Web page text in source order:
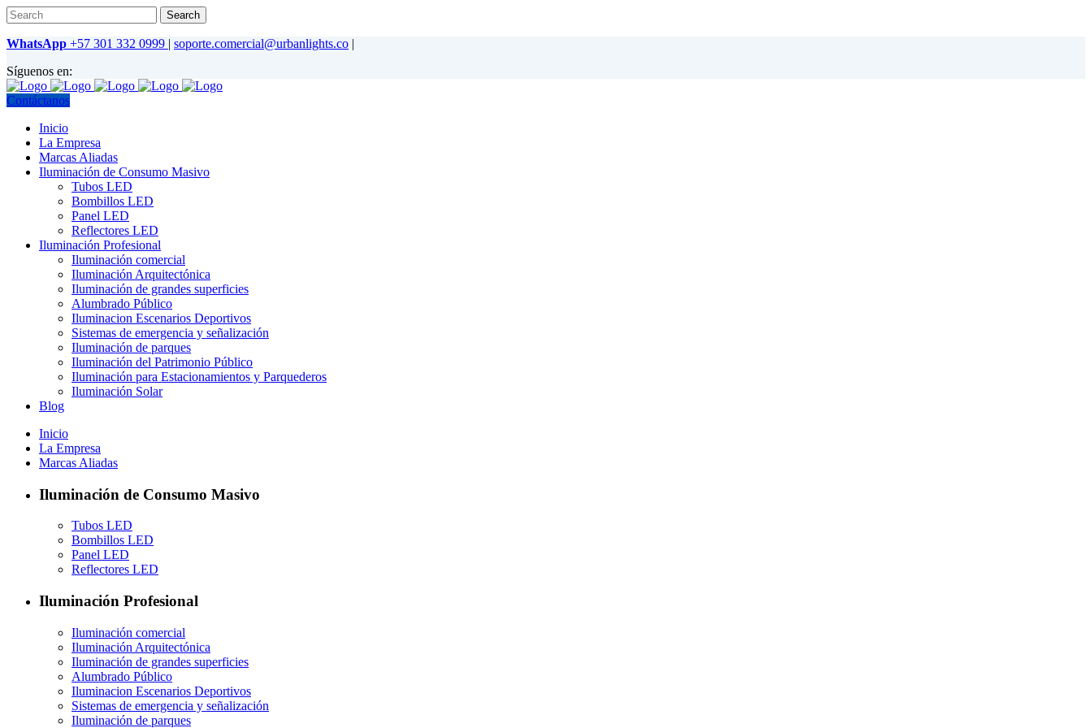
WhatsApp +57 301 332 0999 | soporte.comercial@urbanlights.co |
Síguenos en:
Contáctanos
Inicio
La Empresa
Marcas Aliadas
Iluminación de Consumo Masivo
Tubos LED
Bombillos LED
Panel LED
Reflectores LED
Iluminación Profesional
Iluminación comercial
Iluminación Arquitectónica
Iluminación de grandes superficies
Alumbrado Público
Iluminacion Escenarios Deportivos
Sistemas de emergencia y señalización
Iluminación de parques
Iluminación del Patrimonio Público
Iluminación para Estacionamientos y Parquederos
Iluminación Solar
Blog
Inicio
La Empresa
Marcas Aliadas
Iluminación de Consumo Masivo
Tubos LED
Bombillos LED
Panel LED
Reflectores LED
Iluminación Profesional
Iluminación comercial
Iluminación Arquitectónica
Iluminación de grandes superficies
Alumbrado Público
Iluminacion Escenarios Deportivos
Sistemas de emergencia y señalización
Iluminación de parques